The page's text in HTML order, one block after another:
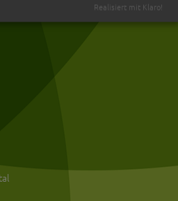
Realisiert mit Klaro!